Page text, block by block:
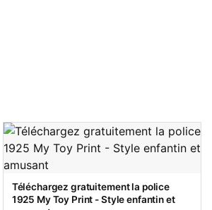
Téléchargez gratuitement la police
1925 My Toy Print - Style enfantin et